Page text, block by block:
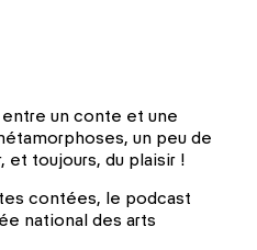
un conte et une
un peu de
et toujours, du plaisir !
contées, le podcast
national des arts